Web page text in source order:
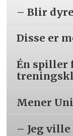
– Blir
Disse er
Én spiller
Mener
– Jeg